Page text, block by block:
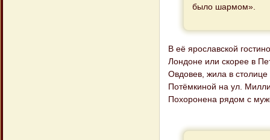
было шармом».
В её ярославской
Лондоне или скорее в
Овдовев, жила в столице
Потёмкиной на ул.
Похоронена рядом с